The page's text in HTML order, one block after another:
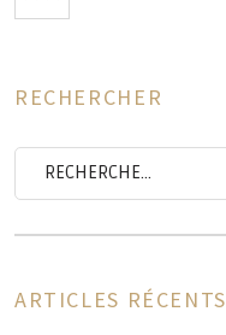
RECHERCHER
ARTICLES RÉCENTS